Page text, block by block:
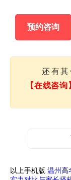
预约咨询
还有
【在线咨询
以上手机版 温州高